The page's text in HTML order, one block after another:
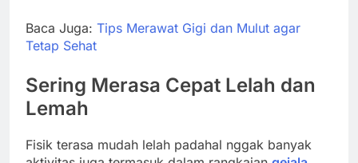
Baca Juga: Tips Merawat Gigi dan Mulut agar
Tetap Sehat
Sering Merasa Cepat Lelah dan
Lemah
Fisik terasa mudah lelah padahal nggak banyak